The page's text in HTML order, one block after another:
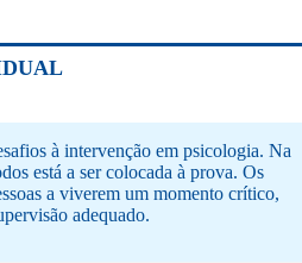
à intervenção em psicologia. Na
está a ser colocada à prova. Os
a viverem um momento crítico,
adequado.